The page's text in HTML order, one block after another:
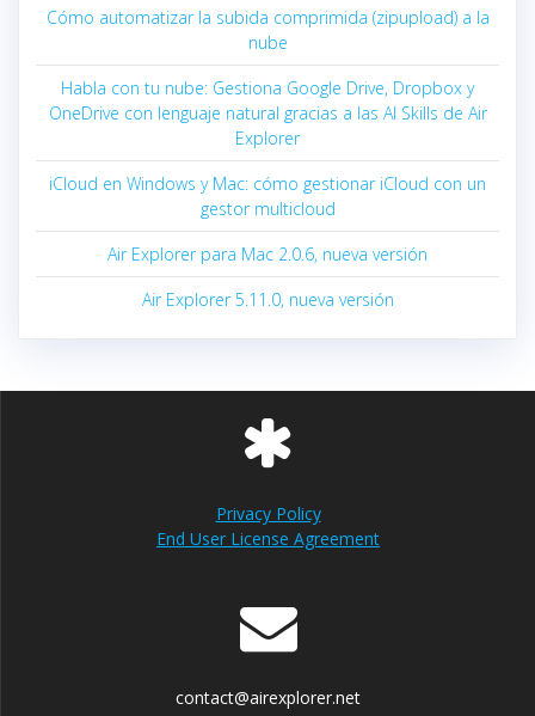
Cómo automatizar la subida comprimida (zipupload) a la
nube
Habla con tu nube: Gestiona Google Drive, Dropbox y
OneDrive con lenguaje natural gracias a las AI Skills de Air
Explorer
iCloud en Windows y Mac: cómo gestionar iCloud con un
gestor multicloud
Air Explorer para Mac 2.0.6, nueva versión
Air Explorer 5.11.0, nueva versión
Privacy Policy
End User License Agreement
contact@airexplorer.net